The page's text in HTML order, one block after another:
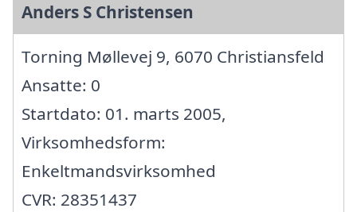
Anders S Christensen
Torning Møllevej 9, 6070 Christiansfeld
Ansatte: 0
Startdato: 01. marts 2005,
Virksomhedsform:
Enkeltmandsvirksomhed
CVR: 28351437